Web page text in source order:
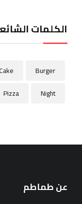
الكلمات الشائعة
Burger
Cake
Night
Pizza
عن طماطم